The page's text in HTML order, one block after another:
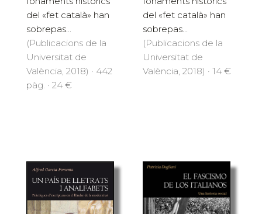
del «fet català» han
sobrepas...
(Publicacions de la
Universitat de
València, 2018) · 442
pàg. · 24 €
del «fet català» han
sobrepas...
(Publicacions de la
Universitat de
València, 2018) · 14 €